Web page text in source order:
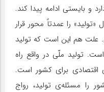
و بایستی ادامه پیدا کند.
را عمدتاً محور قرار
علت هم این است که تولید
تولید ملّی در واقع راه
اقتصادی برای کشور است.
را مسئله‌ی تولید، رواج